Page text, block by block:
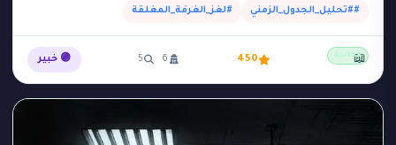
##تحليل_الجدول_الزمني #لغز_الغرفة_المغلقة
مجانية 450
6
5 🟣 خبير 📖